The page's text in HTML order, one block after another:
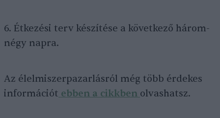
6. Étkezési terv készítése a következő három-
négy napra.
Az élelmiszerpazarlásról még több érdekes
információt ebben a cikkben olvashatsz.